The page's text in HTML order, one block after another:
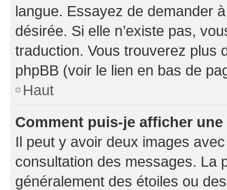
langue. Essayez de demander
désirée. Si elle n’existe pas,
traduction. Vous trouverez plus
phpBB (voir le lien en bas de
Haut
Comment puis-je afficher
Il peut y avoir deux images
consultation des messages. La
généralement des étoiles ou